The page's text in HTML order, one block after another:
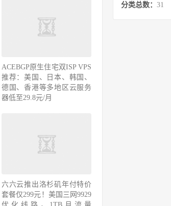
ACEBGP原生住宅双ISP VPS
推荐：美国、日本、韩国、
德国、香港等多地区云服务
器低至29.8元/月
六六云推出洛杉矶年付特价
套餐仅299元！美国三网9929
分类总数： 31